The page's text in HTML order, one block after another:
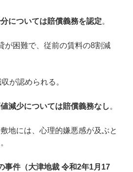
については賠償義務を認定。
が困難で、従前の賃料の8割減
が認められる。
減少については賠償義務なし 。
地には、心理的嫌悪感が及ぶと
事件（大津地裁 令和2年1月17